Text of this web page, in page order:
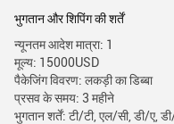
भुगतान और शिपिंग की शर्तें
न्यूनतम आदेश मात्रा: 1
मूल्य: 15000USD
पैकेजिंग विवरण: लकड़ी का डिब्बा
प्रसव के समय: 3 महीने
भुगतान शर्तें: टी/टी, एल/सी, डी/ए,